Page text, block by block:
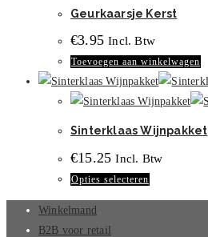
Geurkaarsje Kerst
€3.95 Incl. Btw
Toevoegen aan winkelwagen
Sinterklaas Wijnpakket
€15.25 Incl. Btw
Opties selecteren
product
Winkelmand
B2B voor retail